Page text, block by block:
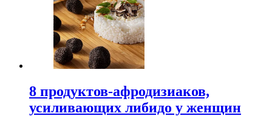
8 продуктов-афродизиаков,
усиливающих либидо у женщин